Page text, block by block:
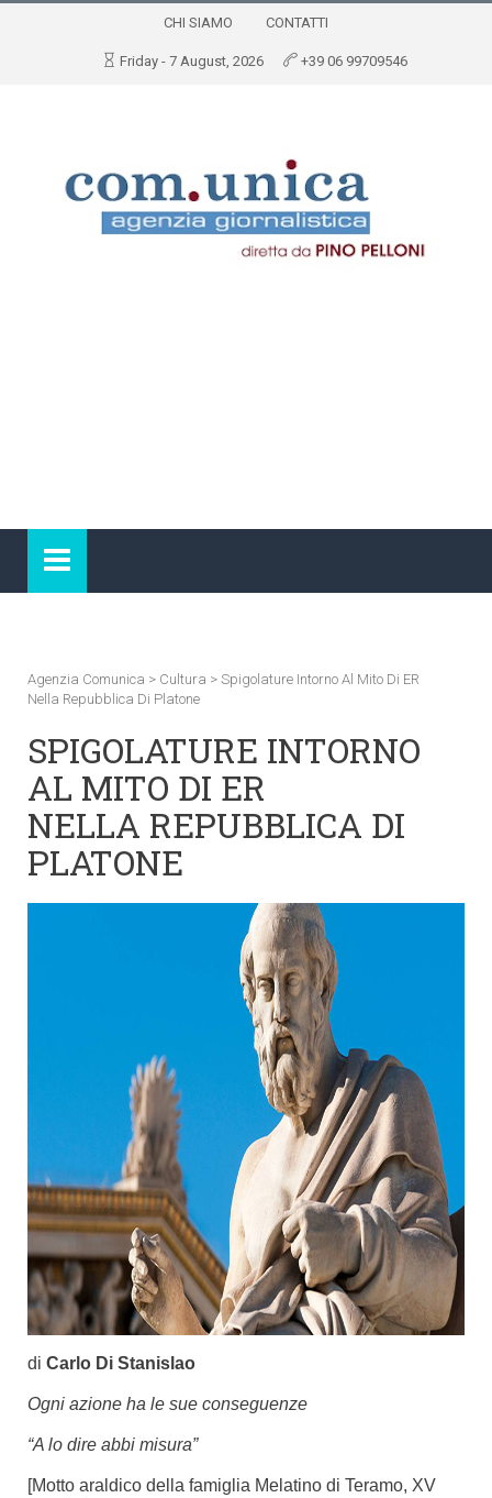
CHI SIAMO CONTATTI
Friday - 7 August, 2026 +39 06 99709546
Agenzia Comunica > Cultura > Spigolature Intorno Al Mito Di ER
Nella Repubblica Di Platone
SPIGOLATURE INTORNO
AL MITO DI ER
NELLA REPUBBLICA DI
PLATONE
di Carlo Di Stanislao
Ogni azione ha le sue conseguenze
“A lo dire abbi misura”
[Motto araldico della famiglia Melatino di Teramo, XV